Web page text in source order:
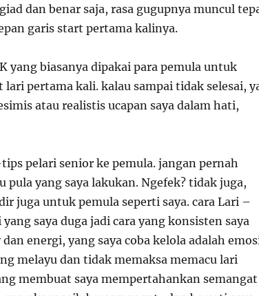
dan benar saja, rasa gugupnya muncul
garis start pertama kalinya.
yang biasanya dipakai para pemula untuk
pertama kali. kalau sampai tidak selesai,
atau realistis ucapan saya dalam hati,
pelari senior ke pemula. jangan pernah
pula yang saya lakukan. Ngefek? tidak juga,
juga untuk pemula seperti saya. cara Lari –
saya duga jadi cara yang konsisten saya
energi, yang saya coba kelola adalah
melayu dan tidak memaksa memacu lari
membuat saya mempertahankan semangat